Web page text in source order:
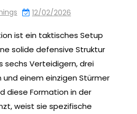
12/02/2026
ist ein taktisches Setup
solide defensive Struktur
sechs Verteidigern, drei
einem einzigen Stürmer
diese Formation in der
weist sie spezifische